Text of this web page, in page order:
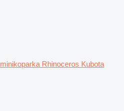
minikoparka Rhinoceros Kubota